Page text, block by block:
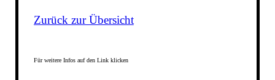
Zurück zur Übersicht
Für weitere Infos auf den Link klicken